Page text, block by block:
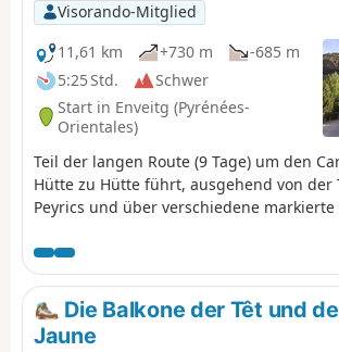
Visorando-Mitglied
11,61 km
+730 m
-685 m
5:25 Std.
Schwer
Start in Enveitg (Pyrénées-
Orientales)
Teil der langen Route (9 Tage) um den
Hütte zu Hütte führt, ausgehend von der
Peyrics und über verschiedene markierte
Die Balkone der Têt und
Jaune